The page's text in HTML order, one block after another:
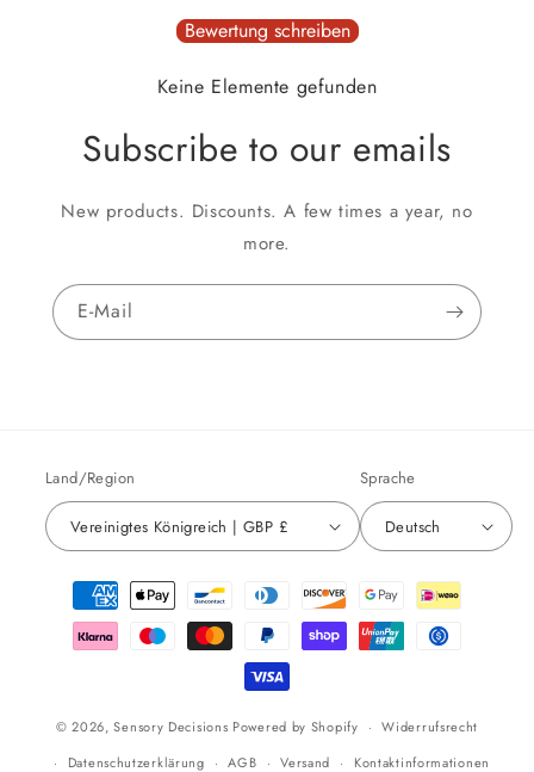
Bewertung schreiben
Keine Elemente gefunden
Subscribe to our emails
New products. Discounts. A few times a year, no
more.
E-Mail
Land/Region
Vereinigtes Königreich | GBP £
Sprache
Deutsch
Zahlungsmethoden
© 2026,Sensory Decisions Powered by Shopify
Widerrufsrecht
Datenschutzerklärung
AGB Versand Kontaktinformationen